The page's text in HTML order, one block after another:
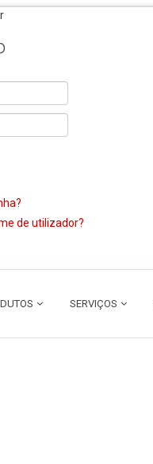
de utilizador?
SERVIÇOS